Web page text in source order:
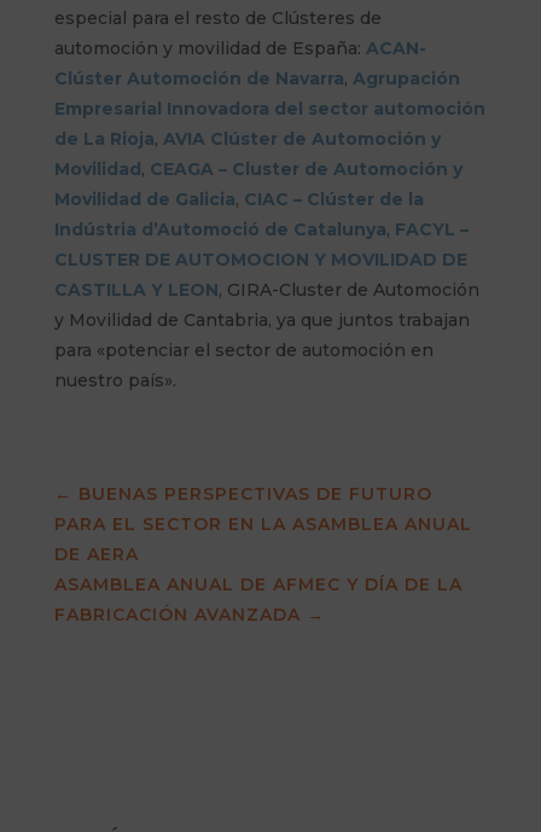
especial para el resto de Clústeres de
automoción y movilidad de España: ACAN-
Clúster Automoción de Navarra, Agrupación
Empresarial Innovadora del sector automoción
de La Rioja, AVIA Clúster de Automoción y
Movilidad, CEAGA – Cluster de Automoción y
Movilidad de Galicia, CIAC – Clúster de la
Indústria d’Automoció de Catalunya, FACYL –
CLUSTER DE AUTOMOCION Y MOVILIDAD DE
CASTILLA Y LEON, GIRA-Cluster de Automoción
y Movilidad de Cantabria, ya que juntos trabajan
para «potenciar el sector de automoción en
nuestro país».
← BUENAS PERSPECTIVAS DE FUTURO
PARA EL SECTOR EN LA ASAMBLEA ANUAL
DE AERA
ASAMBLEA ANUAL DE AFMEC Y DÍA DE LA
FABRICACIÓN AVANZADA →